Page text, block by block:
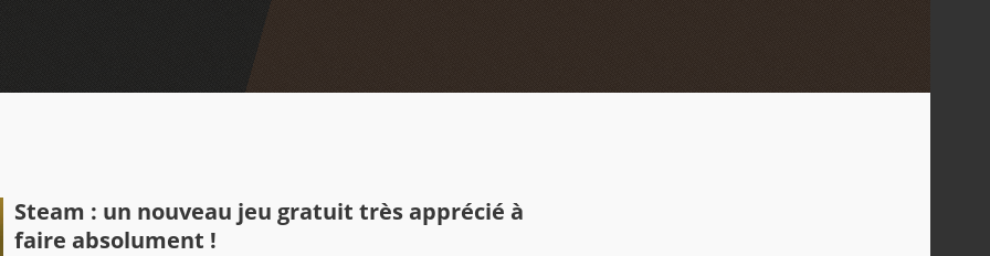
Steam : un nouveau jeu gratuit très apprécié à
faire absolument !